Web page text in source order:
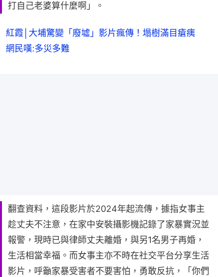
打自己老婆算什麼啊」。
紅霞│大埔驚變「廢墟」影片瘋傳！塌樹滿目瘡痍
網民嘆:多災多難
翻查資料，這段影片於2024年起流傳，據指女事主
趁丈夫不注意，在家中安裝攝影機記錄了家暴實況並
報警，現時已與律師丈夫離婚，與另1名男子再婚，
生活相當幸福。而女事主亦不時在社交平台分享生活
影片，呼籲家暴受害者不要害怕，勇敢反抗，「你們